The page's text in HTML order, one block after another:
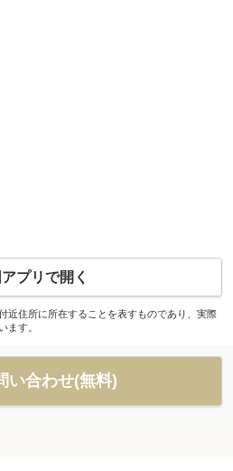
プリで開く
近住所に所在することを表すものであり、実際
ます。
い合わせ(無料)